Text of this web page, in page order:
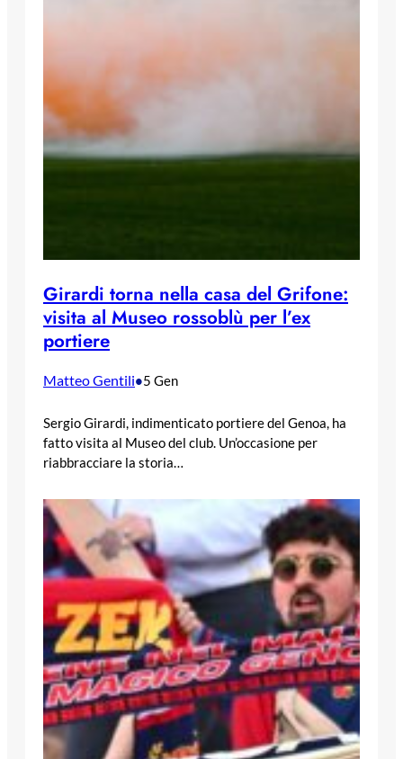
Girardi torna nella casa del Grifone:
visita al Museo rossoblù per l’ex
portiere
Matteo Gentili•5 Gen
Sergio Girardi, indimenticato portiere del Genoa, ha
fatto visita al Museo del club. Un’occasione per
riabbracciare la storia…